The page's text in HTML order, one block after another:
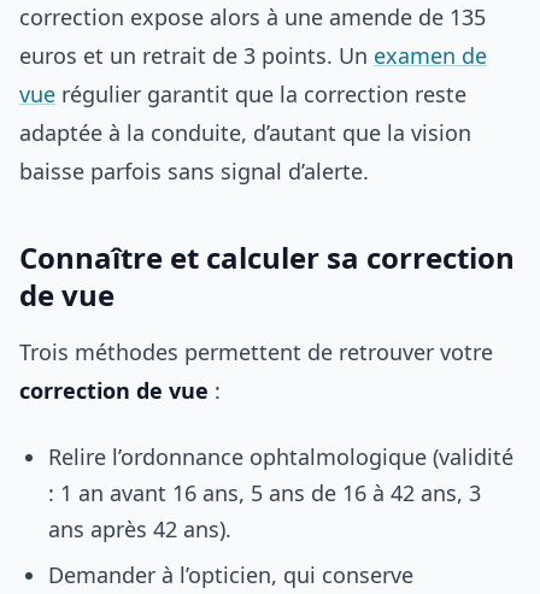
correction expose alors à une amende de 135
euros et un retrait de 3 points. Un examen de
vue régulier garantit que la correction reste
adaptée à la conduite, d’autant que la vision
baisse parfois sans signal d’alerte.
Connaître et calculer sa correction
de vue
Trois méthodes permettent de retrouver votre
correction de vue :
Relire l’ordonnance ophtalmologique (validité
: 1 an avant 16 ans, 5 ans de 16 à 42 ans, 3
ans après 42 ans).
Demander à l’opticien, qui conserve